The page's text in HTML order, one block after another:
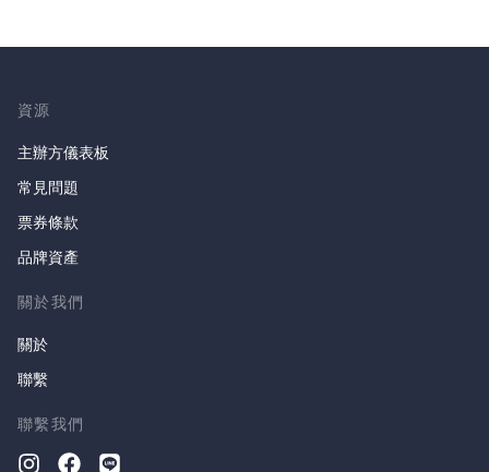
資源
主辦方儀表板
常見問題
票券條款
品牌資產
關於我們
關於
聯繫
聯繫我們